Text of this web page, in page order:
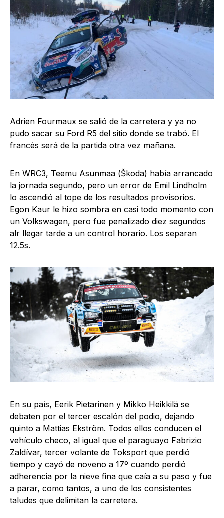
Adrien Fourmaux se salió de la carretera y ya no
pudo sacar su Ford R5 del sitio donde se trabó. El
francés será de la partida otra vez mañana.
En WRC3, Teemu Asunmaa (Škoda) había arrancado
la jornada segundo, pero un error de Emil Lindholm
lo ascendió al tope de los resultados provisorios.
Egon Kaur le hizo sombra en casi todo momento con
un Volkswagen, pero fue penalizado diez segundos
alr llegar tarde a un control horario. Los separan
12.5s.
En su país, Eerik Pietarinen y Mikko Heikkilä se
debaten por el tercer escalón del podio, dejando
quinto a Mattias Ekström. Todos ellos conducen el
vehículo checo, al igual que el paraguayo Fabrizio
Zaldívar, tercer volante de Toksport que perdió
tiempo y cayó de noveno a 17º cuando perdió
adherencia por la nieve fina que caía a su paso y fue
a parar, como tantos, a uno de los consistentes
taludes que delimitan la carretera.